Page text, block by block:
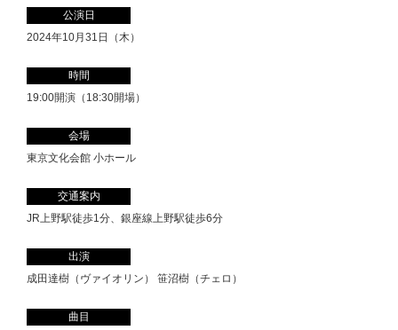
公演日
2024年10月31日（木）
時間
19:00開演（18:30開場）
会場
東京文化会館 小ホール
交通案内
JR上野駅徒歩1分、銀座線上野駅徒歩6分
出演
成田達樹（ヴァイオリン） 笹沼樹（チェロ）
曲目